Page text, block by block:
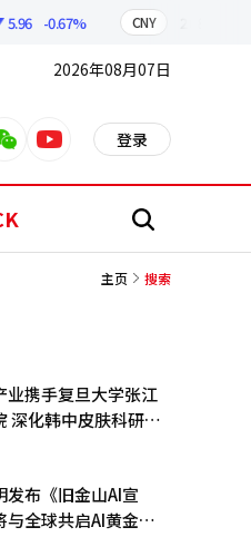
-0.67% CNY
2026年08月07日
weixinyoutube 登录
搜
主页 搜索
业携手复旦大学张江
深化韩中皮肤科研合
发布《旧金山AI宣
与全球共启AI黄金时